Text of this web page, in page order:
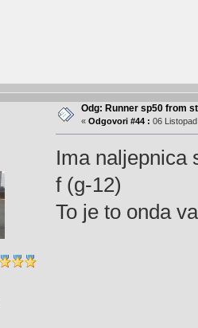
Odg: Runner sp50 from
« Odgovori #44 : 06
Ima
f (g-12)
To je to onda